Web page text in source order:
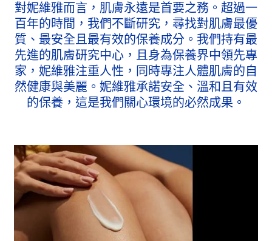
對妮維雅而言，肌膚永遠是首要之務。超過一
百年的時間，我們不斷研究，尋找對肌膚最優
質、最安全且最有效的保養成分。我們持有最
先進的肌膚研究中心，且身為保養界中領先專
家，妮維雅注重人性，同時專注人體肌膚的自
然健康與美麗。妮維雅承諾安全、溫和且有效
的保養，這是我們關心環境的必然成果。